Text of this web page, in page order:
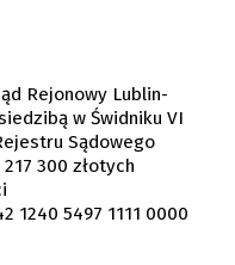
Rejonowy Lublin-
w Świdniku VI
Sądowego
217 300 złotych
1240 5497 1111 0000